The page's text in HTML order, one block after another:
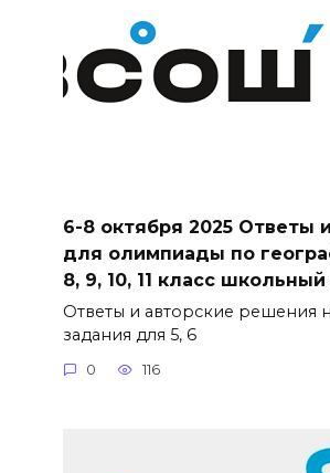
6-8 октября 2025 Ответы
для олимпиады по
8, 9, 10, 11 класс школьный
Ответы и авторские решения
задания для 5, 6
0 116